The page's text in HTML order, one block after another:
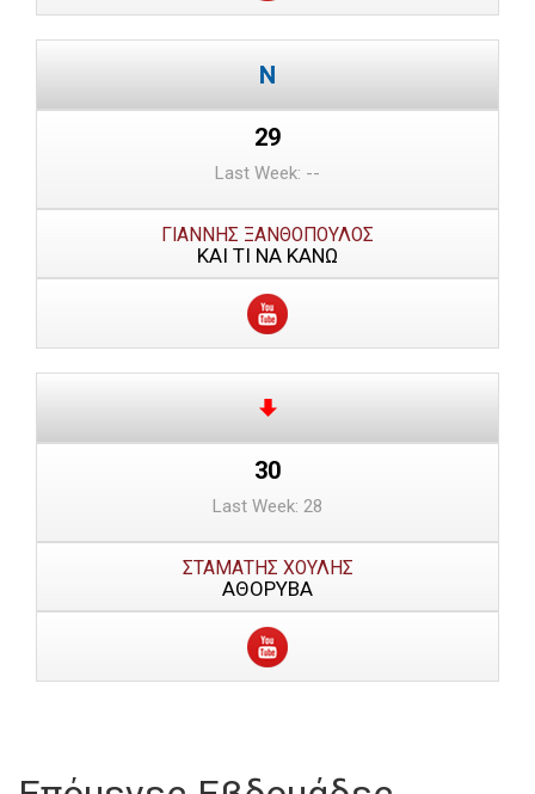
29
Last Week: --
ΓΙΑΝΝΗΣ ΞΑΝΘΟΠΟΥΛΟΣ
ΚΑΙ ΤΙ ΝΑ ΚΑΝΩ
30
Last Week: 28
ΣΤΑΜΑΤΗΣ ΧΟΥΛΗΣ
ΑΘΟΡΥΒΑ